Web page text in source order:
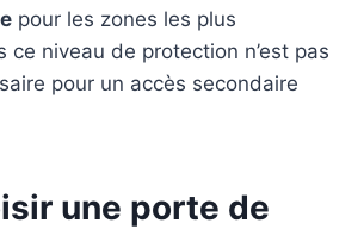
pour les zones les plus
ce niveau de protection n’est pas
pour un accès secondaire
une porte de